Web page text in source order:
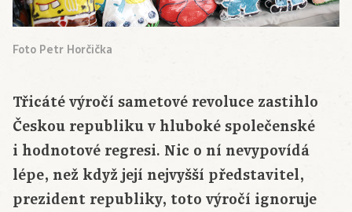
Foto Petr Horčička
Třicáté výročí sametové revoluce zastihlo
Českou republiku v hluboké společenské
i hodnotové regresi. Nic o ní nevypovídá
lépe, než když její nejvyšší představitel,
prezident republiky, toto výročí ignoruje